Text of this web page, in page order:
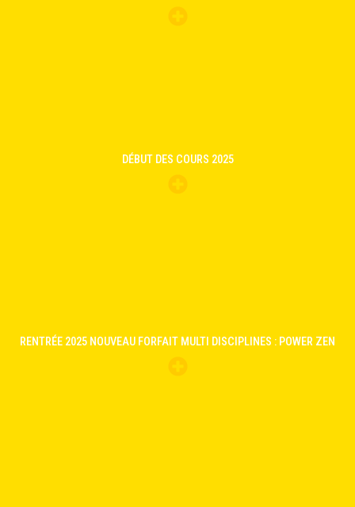
DÉBUT DES COURS 2025
RENTRÉE 2025 NOUVEAU FORFAIT MULTI DISCIPLINES : POWER ZEN